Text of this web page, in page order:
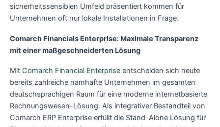
sicherheitssensiblen Umfeld präsentiert kommen für
Unternehmen oft nur lokale Installationen in Frage.
Comarch Financials Enterprise: Maximale Transparenz
mit einer maßgeschneiderten Lösung
Mit Comarch Financial Enterprise entscheiden sich heute
bereits zahlreiche namhafte Unternehmen im gesamten
deutschsprachigen Raum für eine moderne internetbasierte
Rechnungswesen-Lösung. Als integrativer Bestandteil von
Comarch ERP Enterprise erfüllt die Stand-Alone Lösung für